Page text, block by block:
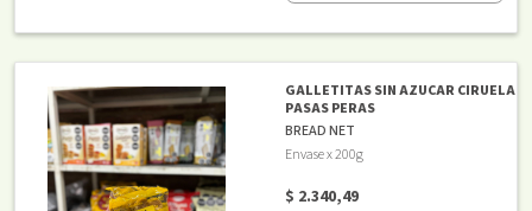
GALLETITAS SIN AZUCAR CIRUELA
PASAS PERAS
BREAD NET
Envase x 200g
$ 2.340,49